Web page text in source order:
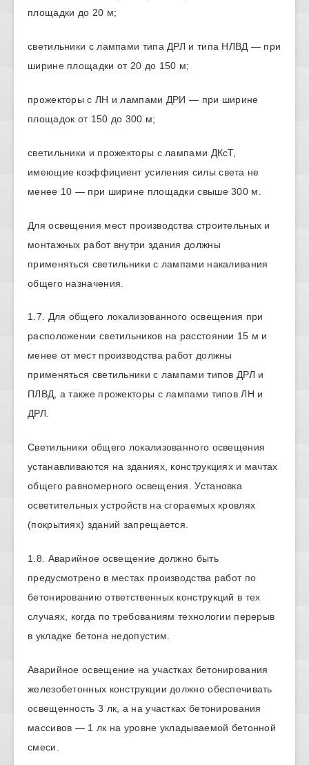
площадки до 20 м;
светильники с лампами типа ДРЛ и типа НЛВД — при
ширине площадки от 20 до 150 м;
прожекторы с ЛН и лампами ДРИ — при ширине
площадок от 150 до 300 м;
светильники и прожекторы с лампами ДКсТ,
имеющие коэффициент усиления силы света не
менее 10 — при ширине площадки свыше 300 м.
Для освещения мест производства строительных и
монтажных работ внутри здания должны
применяться светильники с лампами накаливания
общего назначения.
1.7. Для общего локализованного освещения при
расположении светильников на расстоянии 15 м и
менее от мест производства работ должны
применяться светильники с лампами типов ДРЛ и
ПЛВД, а также прожекторы с лампами типов ЛН и
ДРЛ.
Светильники общего локализованного освещения
устанавливаются на зданиях, конструкциях и мачтах
общего равномерного освещения. Установка
осветительных устройств на сгораемых кровлях
(покрытиях) зданий запрещается.
1.8. Аварийное освещение должно быть
предусмотрено в местах производства работ по
бетонированию ответственных конструкций в тех
случаях, когда по требованиям технологии перерыв
в укладке бетона недопустим.
Аварийное освещение на участках бетонирования
железобетонных конструкции должно обеспечивать
освещенность 3 лк, а на участках бетонирования
массивов — 1 лк на уровне укладываемой бетонной
смеси.